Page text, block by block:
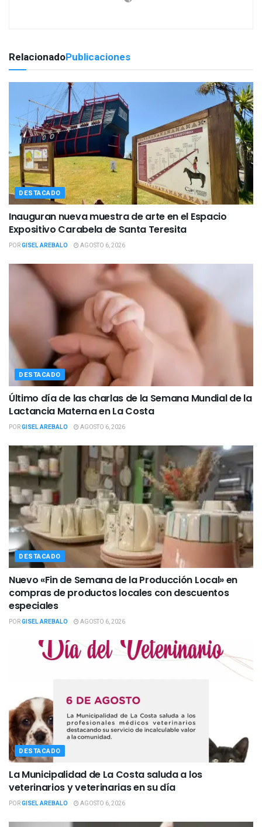
RelacionadoPublicaciones
DESTACADO
Inauguran nueva muestra de arte en el Espacio
Expositivo Carabela de Santa Teresita
PORGISEL AREBALO AGOSTO 6, 2026
DESTACADO
Último día de las charlas de la Semana Mundial de la
Lactancia Materna en La Costa
PORGISEL AREBALO AGOSTO 6, 2026
DESTACADO
Nuevo «Fin de Semana de la Producción Local» en
compras de productos locales con descuentos
especiales
PORGISEL AREBALO AGOSTO 6, 2026
DESTACADO
La Municipalidad de La Costa saluda a los
veterinarios y veterinarias en su día
PORGISEL AREBALO AGOSTO 6, 2026